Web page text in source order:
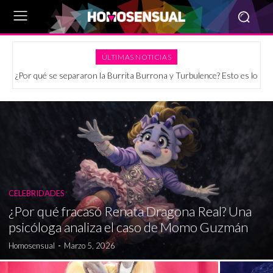
ÚLTIMAS NOTICIAS
Películas LGBT+ disponibles en Disney+ (diciembre 2025)
CELEBRIDADES
¿Por qué fracasó Renata Dragona Real? Una
psicóloga analiza el caso de Momo Guzmán
Homosensual - Marzo 5, 2026